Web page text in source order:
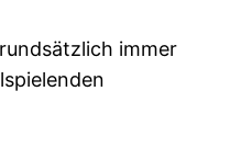
immer